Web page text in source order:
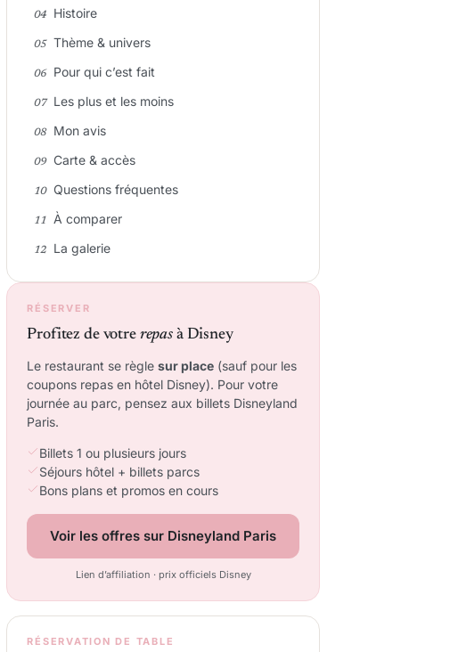
Histoire
Thème & univers
Pour qui c’est fait
Les plus et les moins
Mon avis
Carte & accès
Questions fréquentes
À comparer
La galerie
RÉSERVER
Profitez de votre repasà Disney
Le restaurant se règlesur place (sauf pour les
coupons repas en hôtel Disney). Pour votre
journée au parc, pensez aux billets Disneyland
Paris.
Billets 1 ou plusieurs jours
Séjours hôtel + billets parcs
Bons plans et promos en cours
Voir les offres sur Disneyland Paris
Lien d’affiliation · prix officiels Disney
RÉSERVATION DE TABLE